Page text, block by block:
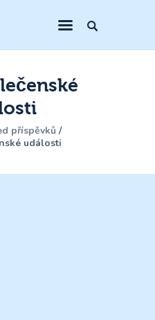
příspěvků
události